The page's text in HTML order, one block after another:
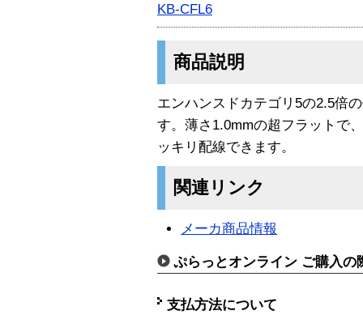
KB-CFL6
商品説明
エンハンスドカテゴリ5の2.5倍
す。薄さ1.0mmの超フラットで
ッキリ配線できます。
関連リンク
メーカ商品情報
ぷらっとオンライン ご購入の
支払方法について